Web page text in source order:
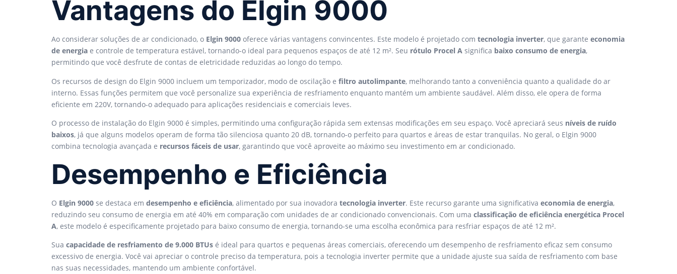
Vantagens do Elgin 9000
Ao considerar soluções de ar condicionado, o Elgin 9000 oferece várias vantagens convincentes. Este modelo é projetado com tecnologia inverter, que garante economia
de energia e controle de temperatura estável, tornando-o ideal para pequenos espaços de até 12 m². Seu rótulo Procel A significa baixo consumo de energia,
permitindo que você desfrute de contas de eletricidade reduzidas ao longo do tempo.
Os recursos de design do Elgin 9000 incluem um temporizador, modo de oscilação e filtro autolimpante, melhorando tanto a conveniência quanto a qualidade do ar
interno. Essas funções permitem que você personalize sua experiência de resfriamento enquanto mantém um ambiente saudável. Além disso, ele opera de forma
eficiente em 220V, tornando-o adequado para aplicações residenciais e comerciais leves.
O processo de instalação do Elgin 9000 é simples, permitindo uma configuração rápida sem extensas modificações em seu espaço. Você apreciará seus níveis de ruído
baixos, já que alguns modelos operam de forma tão silenciosa quanto 20 dB, tornando-o perfeito para quartos e áreas de estar tranquilas. No geral, o Elgin 9000
combina tecnologia avançada e recursos fáceis de usar, garantindo que você aproveite ao máximo seu investimento em ar condicionado.
Desempenho e Eficiência
O Elgin 9000 se destaca em desempenho e eficiência, alimentado por sua inovadora tecnologia inverter. Este recurso garante uma significativa economia de energia,
reduzindo seu consumo de energia em até 40% em comparação com unidades de ar condicionado convencionais. Com uma classificação de eficiência energética Procel
A, este modelo é especificamente projetado para baixo consumo de energia, tornando-se uma escolha econômica para resfriar espaços de até 12 m².
Sua capacidade de resfriamento de 9.000 BTUs é ideal para quartos e pequenas áreas comerciais, oferecendo um desempenho de resfriamento eficaz sem consumo
excessivo de energia. Você vai apreciar o controle preciso da temperatura, pois a tecnologia inverter permite que a unidade ajuste sua saída de resfriamento com base
nas suas necessidades, mantendo um ambiente confortável.